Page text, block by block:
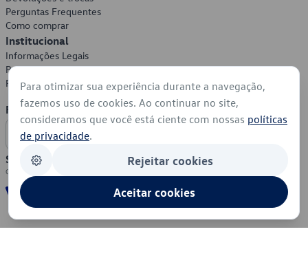
Perguntas Frequentes
Como comprar
Institucional
Informações Legais
Política de Privacidade
Política de Cookies
Formas de Pagamento
Segurança
Para otimizar sua experiência durante a navegação,
fazemos uso de cookies. Ao continuar no site,
consideramos que você está ciente com nossas políticas
de privacidade.
Rejeitar cookies
Aceitar cookies